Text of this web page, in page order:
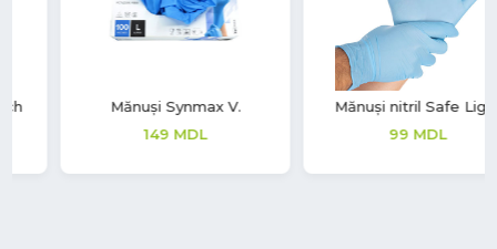
Mănuși nitril Safe Light
MDL
Mască de unică folosință BLF